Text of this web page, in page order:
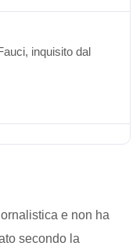
inquisito dal
e non ha
secondo la